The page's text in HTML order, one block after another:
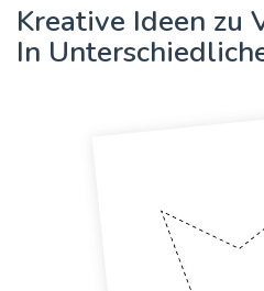
Kreative Ideen zu
In